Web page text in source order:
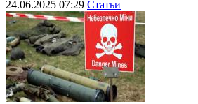
24.06.2025 07:29 Статьи